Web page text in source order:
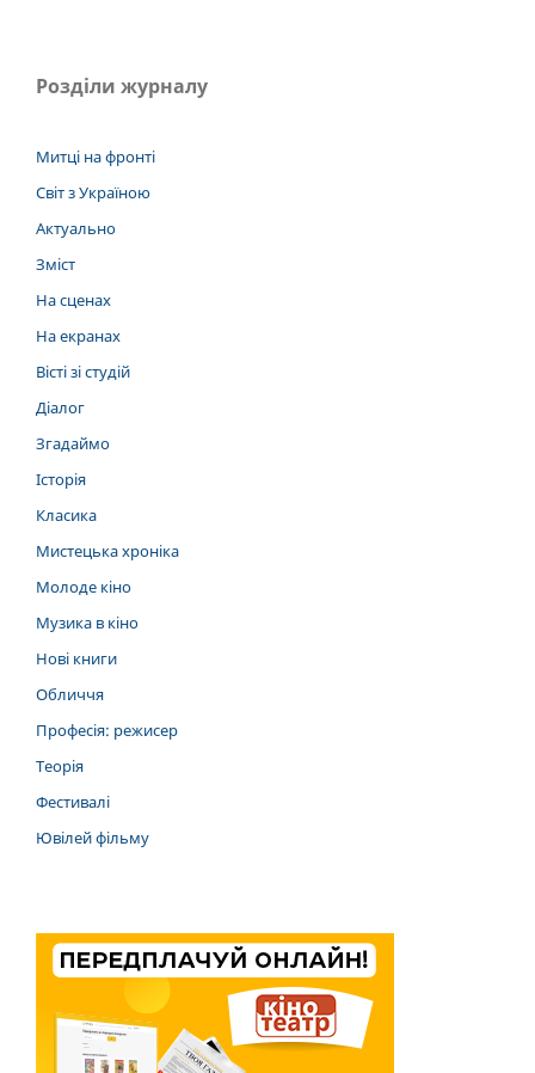
Розділи журналу
Митці на фронті
Світ з Україною
Актуально
Зміст
На сценах
На екранах
Вісті зі студій
Діалог
Згадаймо
Історія
Класика
Мистецька хроніка
Молоде кіно
Музика в кіно
Нові книги
Обличчя
Професія: режисер
Теорія
Фестивалі
Ювілей фільму